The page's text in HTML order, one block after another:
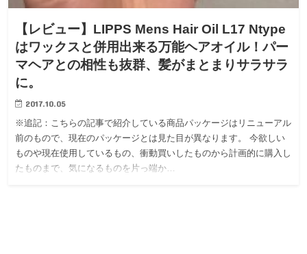
【レビュー】LIPPS Mens Hair Oil L17 Ntype
はワックスと併用出来る万能ヘアオイル！パー
マヘアとの相性も抜群、髪がまとまりサラサラ
に。
2017.10.05
※追記：こちらの記事で紹介している商品パッケージはリニューアル
前のもので、現在のパッケージとは見た目が異なります。 今欲しい
ものや現在使用しているもの、衝動買いしたものから計画的に購入し
たものまで、気になるものを片っ端か…